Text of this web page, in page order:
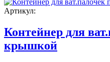
Артикул:
Контейнер для
крышкой